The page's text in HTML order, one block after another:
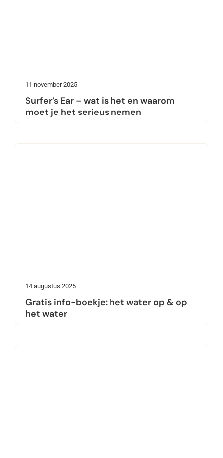
11 november 2025
Surfer’s Ear – wat is het en waarom
moet je het serieus nemen
14 augustus 2025
Gratis info-boekje: het water op & op
het water